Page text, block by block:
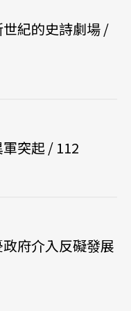
世紀的史詩劇場 /
突起 / 112
府介入反礙發展